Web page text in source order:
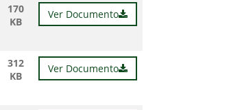
170
KB
Ver Documento
312
KB
Ver Documento